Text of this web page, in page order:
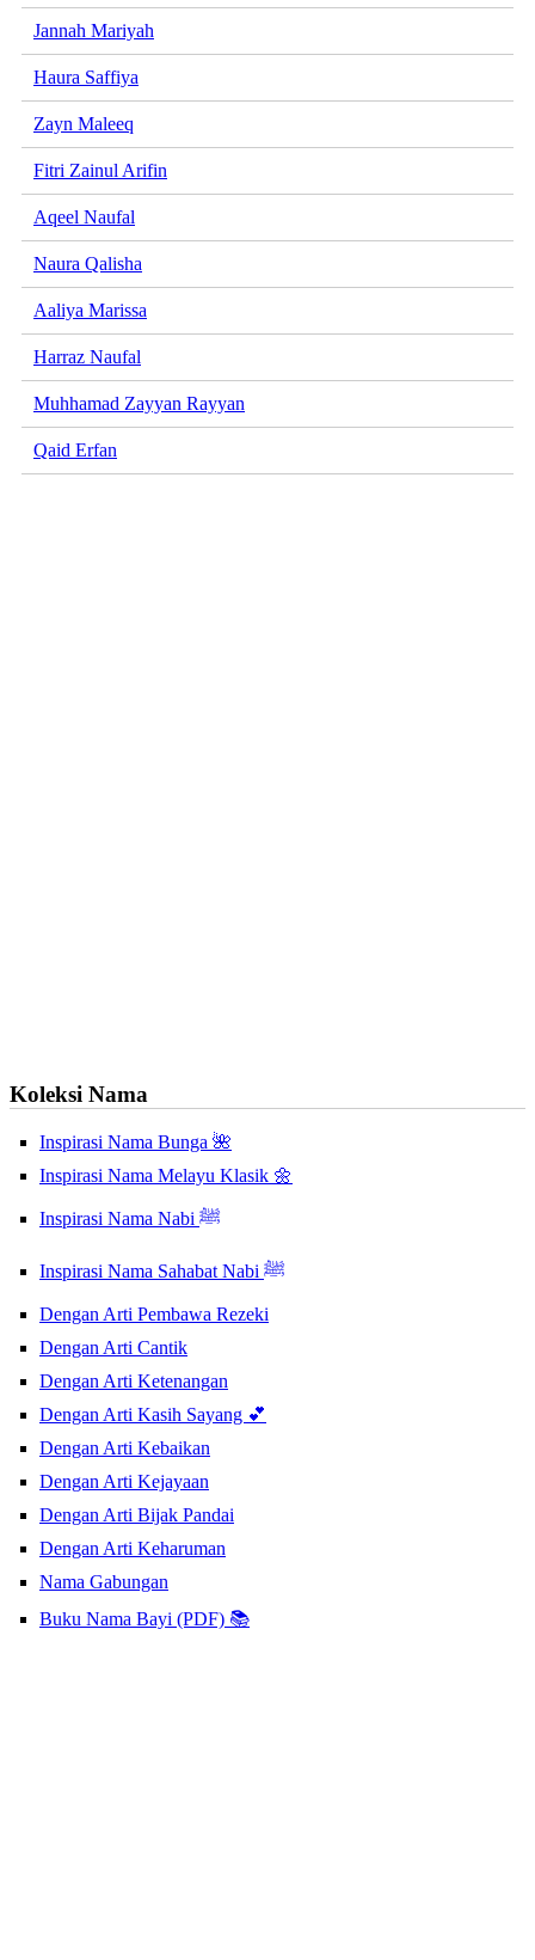
Jannah Mariyah
Haura Saffiya
Zayn Maleeq
Fitri Zainul Arifin
Aqeel Naufal
Naura Qalisha
Aaliya Marissa
Harraz Naufal
Muhhamad Zayyan Rayyan
Qaid Erfan
Koleksi Nama
Inspirasi Nama Bunga 🌺
Inspirasi Nama Melayu Klasik 🌼
Inspirasi Nama Nabi ﷺ
Inspirasi Nama Sahabat Nabi ﷺ
Dengan Arti Pembawa Rezeki
Dengan Arti Cantik
Dengan Arti Ketenangan
Dengan Arti Kasih Sayang 💕
Dengan Arti Kebaikan
Dengan Arti Kejayaan
Dengan Arti Bijak Pandai
Dengan Arti Keharuman
Nama Gabungan
Buku Nama Bayi (PDF) 📚